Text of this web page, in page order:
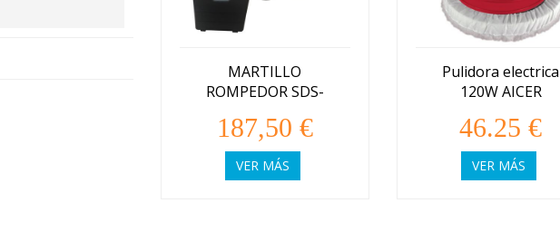
MARTILLO
ROMPEDOR SDS-
187,50 €
VER MÁS
Pulidora electrica
120W AICER
46.25 €
VER MÁS